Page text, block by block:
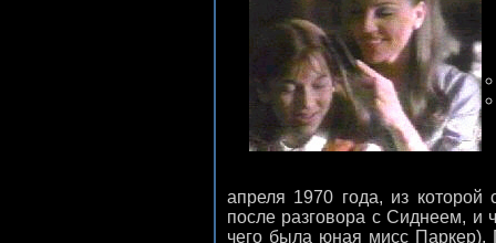
апреля 1970 года, из которой
после разговора с Сиднеем, и
чего была юная мисс Паркер).